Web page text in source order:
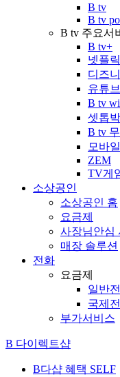
B tv
B tv
B tv 주요서
B tv+
넷플
디즈
유튜
B tv
셋톱
B tv
모바
ZEM
TV게
소상공인
소상공인 홈
요금제
사장님안심
매장 솔루션
전화
요금제
일반
국제
부가서비스
B 다이렉트샵
B다샵 혜택 SELF